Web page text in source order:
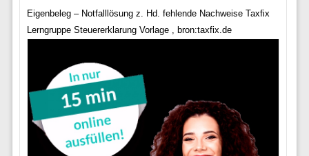
Eigenbeleg – Notfalllösung z. Hd. fehlende Nachweise Taxfix
Lerngruppe Steuererklarung Vorlage , bron:taxfix.de